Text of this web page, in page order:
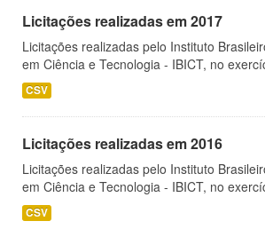
Licitações realizadas em 2017
Licitações realizadas pelo Instituto
em Ciência e Tecnologia - IBICT, no
CSV
Licitações realizadas em 2016
Licitações realizadas pelo Instituto
em Ciência e Tecnologia - IBICT, no
CSV